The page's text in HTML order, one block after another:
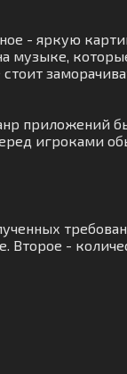
- яркую
приложений
игроками
-